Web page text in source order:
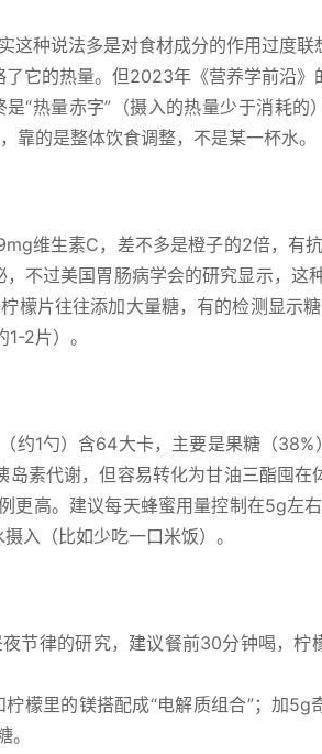
这种说法多是对食材成分的作用过度
了它的热量。但2023年《营养学前沿
“热量赤字”（摄入的热量少于消耗的
的是整体饮食调整，不是某一杯水。
维生素C，差不多是橙子的2倍，有
不过美国胃肠病学会的研究显示，这
檬片往往添加大量糖，有的检测显示
2片）。
1勺）含64大卡，主要是果糖（38%
素代谢，但容易转化为甘油三酯囤在
更高。建议每天蜂蜜用量控制在5g左
入（比如少吃一口米饭）。
节律的研究，建议餐前30分钟喝，柠
檬里的镁搭配成“电解质组合”；加5g